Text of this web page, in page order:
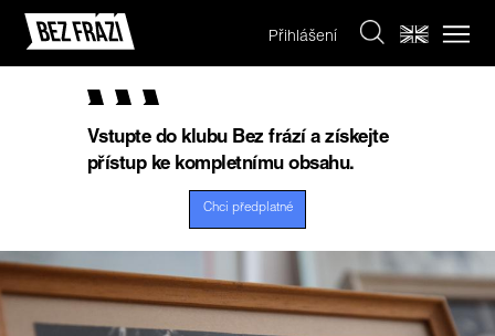
Přihlášení
Vstupte do klubu Bez frází a získejte
přístup ke kompletnímu obsahu.
Chci předplatné